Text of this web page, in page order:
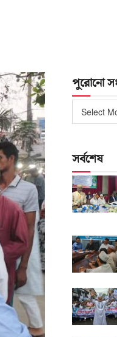
পুরোনো
পুরোনো
সংখ্যা
Select
সর্বশেষ